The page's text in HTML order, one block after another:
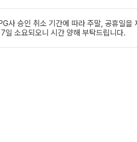
사 승인 취소 기간에 따라 주말, 공휴일을
일 소요되오니 시간 양해 부탁드립니다.